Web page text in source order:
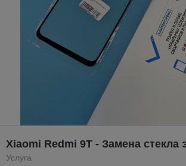
Xiaomi Redmi 9T - Замена стекла
Услуга